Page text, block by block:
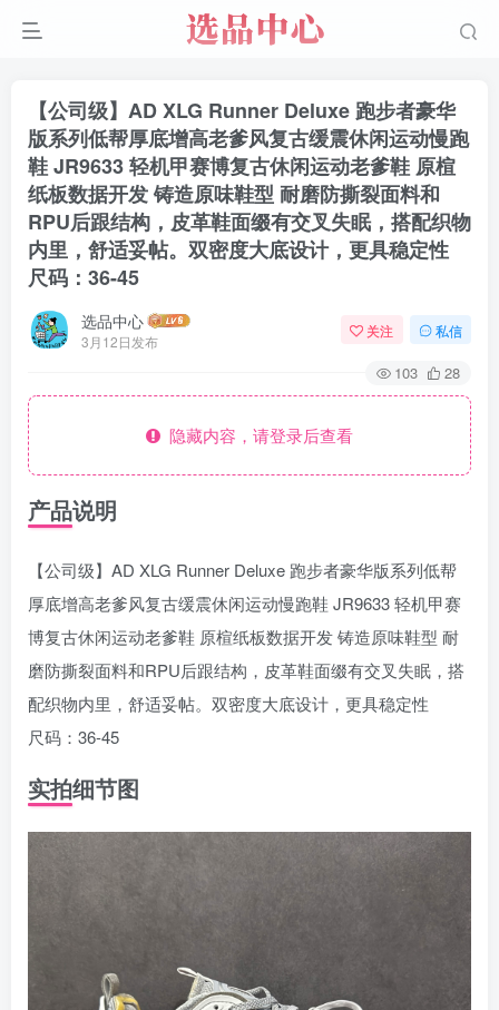
【公司级】AD XLG Runner Deluxe 跑步者豪华
版系列低帮厚底增高老爹风复古缓震休闲运动慢跑
鞋 JR9633 轻机甲赛博复古休闲运动老爹鞋 原楦
纸板数据开发 铸造原味鞋型 耐磨防撕裂面料和
RPU后跟结构，皮革鞋面缀有交叉失眠，搭配织物
内里，舒适妥帖。双密度大底设计，更具稳定性
尺码：36-45
选品中心
3月12日发布
关注 私信
103 28
隐藏内容，请登录后查看
产品说明
【公司级】AD XLG Runner Deluxe 跑步者豪华版系列低帮
厚底增高老爹风复古缓震休闲运动慢跑鞋 JR9633 轻机甲赛
博复古休闲运动老爹鞋 原楦纸板数据开发 铸造原味鞋型 耐
磨防撕裂面料和RPU后跟结构，皮革鞋面缀有交叉失眠，搭
配织物内里，舒适妥帖。双密度大底设计，更具稳定性
尺码：36-45
实拍细节图